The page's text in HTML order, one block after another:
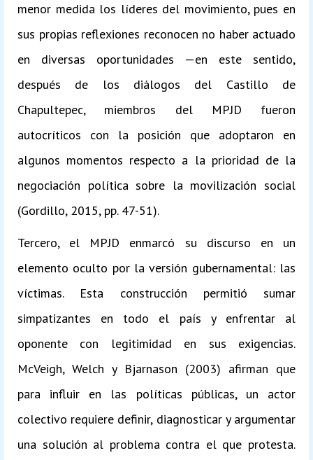
menor medida los líderes del movimiento, pues en
sus propias reflexiones reconocen no haber actuado
en diversas oportunidades —en este sentido,
después de los diálogos del Castillo de
Chapultepec, miembros del MPJD fueron
autocríticos con la posición que adoptaron en
algunos momentos respecto a la prioridad de la
negociación política sobre la movilización social
(Gordillo, 2015, pp. 47-51).
Tercero, el MPJD enmarcó su discurso en un
elemento oculto por la versión gubernamental: las
víctimas. Esta construcción permitió sumar
simpatizantes en todo el país y enfrentar al
oponente con legitimidad en sus exigencias.
McVeigh, Welch y Bjarnason (2003) afirman que
para influir en las políticas públicas, un actor
colectivo requiere definir, diagnosticar y argumentar
una solución al problema contra el que protesta.